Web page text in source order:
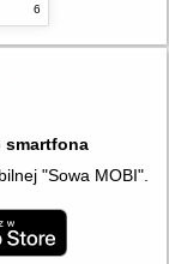
6
smartfona
"Sowa MOBI".